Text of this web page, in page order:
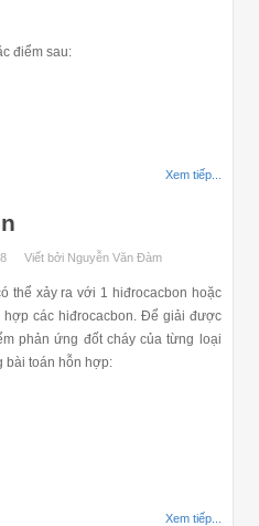
điểm sau:
Xem tiếp...
Viết bởi Nguyễn Văn Đàm
thể xảy ra với 1 hiđrocacbon hoặc
các hiđrocacbon. Để giải được
phản ứng đốt cháy của từng loại
bài toán hỗn hợp:
Xem tiếp...